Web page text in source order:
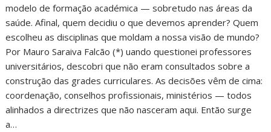
modelo de formação académica — sobretudo nas áreas da
saúde. Afinal, quem decidiu o que devemos aprender? Quem
escolheu as disciplinas que moldam a nossa visão de mundo?
Por Mauro Saraiva Falcão (*) uando questionei professores
universitários, descobri que não eram consultados sobre a
construção das grades curriculares. As decisões vêm de cima:
coordenação, conselhos profissionais, ministérios — todos
alinhados a directrizes que não nasceram aqui. Então surge
a…